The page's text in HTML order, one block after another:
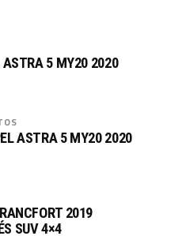
ASTRA 5 MY20 2020
ASTRA 5 MY20 2020
2019
SUV 4×4